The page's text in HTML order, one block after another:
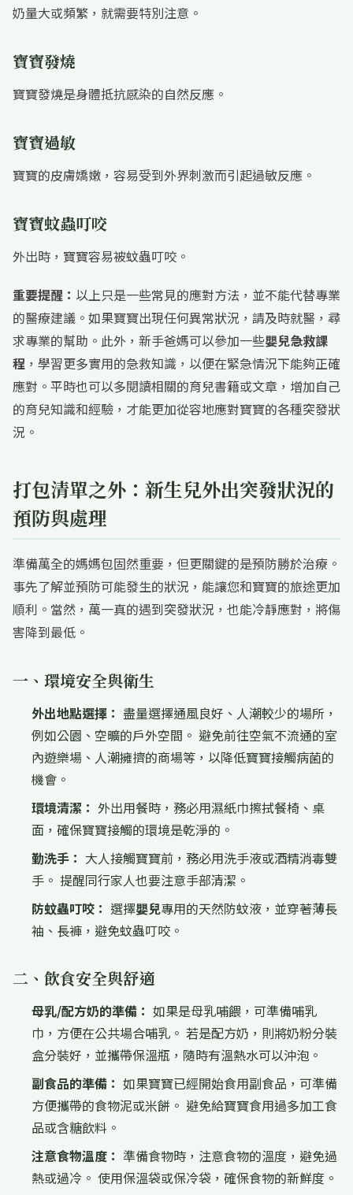
奶量大或頻繁，就需要特別注意。
寶寶發燒
寶寶發燒是身體抵抗感染的自然反應。
寶寶過敏
寶寶的皮膚嬌嫩，容易受到外界刺激而引起過敏反應。
寶寶蚊蟲叮咬
外出時，寶寶容易被蚊蟲叮咬。
重要提醒： 以上只是一些常見的應對方法，並不能代替專業
的醫療建議。如果寶寶出現任何異常狀況，請及時就醫，尋
求專業的幫助。此外，新手爸媽可以參加一些嬰兒急救課
程 ，學習更多實用的急救知識，以便在緊急情況下能夠正確
應對。平時也可以多閱讀相關的育兒書籍或文章，增加自己
的育兒知識和經驗，才能更加從容地應對寶寶的各種突發狀
況。
打包清單之外：新生兒外出突發狀況的
預防與處理
準備萬全的媽媽包固然重要，但更關鍵的是預防勝於治療。
事先了解並預防可能發生的狀況，能讓您和寶寶的旅途更加
順利。當然，萬一真的遇到突發狀況，也能冷靜應對，將傷
害降到最低。
一、環境安全與衛生
外出地點選擇： 盡量選擇通風良好、人潮較少的場所，
例如公園、空曠的戶外空間。 避免前往空氣不流通的室
內遊樂場、人潮擁擠的商場等，以降低寶寶接觸病菌的
機會。
環境清潔： 外出用餐時，務必用濕紙巾擦拭餐椅、桌
面，確保寶寶接觸的環境是乾淨的。
勤洗手： 大人接觸寶寶前，務必用洗手液或酒精消毒雙
手。 提醒同行家人也要注意手部清潔。
防蚊蟲叮咬： 選擇嬰兒專用的天然防蚊液，並穿著薄長
袖、長褲，避免蚊蟲叮咬。
二、飲食安全與舒適
母乳/配方奶的準備： 如果是母乳哺餵，可準備哺乳
巾，方便在公共場合哺乳。 若是配方奶，則將奶粉分裝
盒分裝好，並攜帶保溫瓶，隨時有溫熱水可以沖泡。
副食品的準備： 如果寶寶已經開始食用副食品，可準備
方便攜帶的食物泥或米餅。 避免給寶寶食用過多加工食
品或含糖飲料。
注意食物溫度： 準備食物時，注意食物的溫度，避免過
熱或過冷。 使用保溫袋或保冷袋，確保食物的新鮮度。